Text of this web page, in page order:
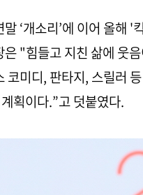
‘개소리’에 이어 올해
"힘들고 지친 삶에 웃
코미디, 판타지, 스릴러
획이다.”고 덧붙였다.